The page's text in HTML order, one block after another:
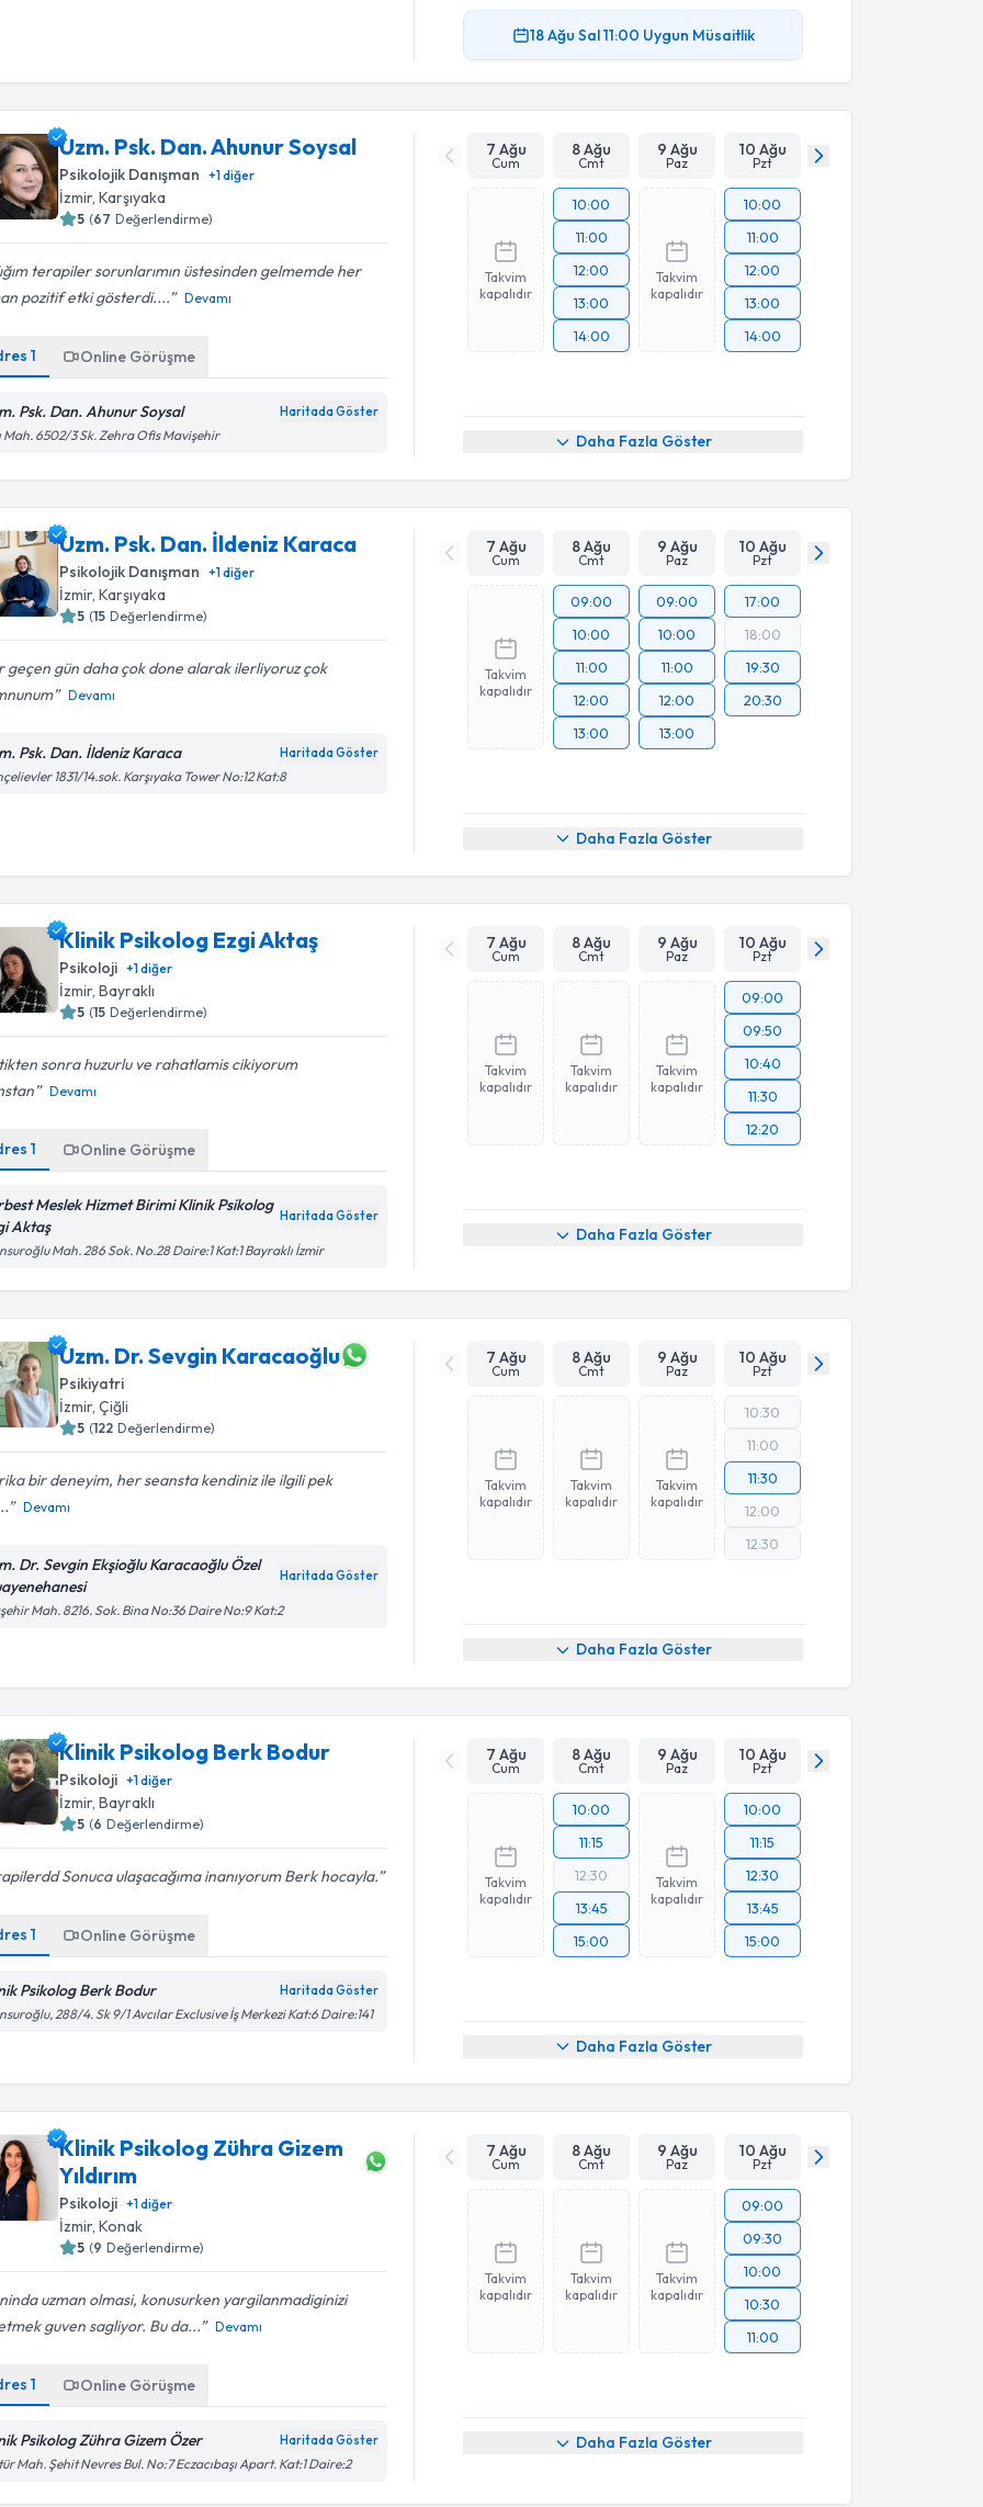
18 Ağu Sal11:00 Uygun Müsaitlik
Uzm. Psk. Dan. Ahunur Soysal
Psikolojik Danışman +1diğer
İzmir, Karşıyaka
5 (67 Değerlendirme)
terapiler sorunlarımın üstesinden gelmemde her
pozitif etki gösterdi....
Devamı
1 Online Görüşme
Psk. Dan. Ahunur Soysal Haritada Göster
Mah. 6502/3 Sk. Zehra Ofis Mavişehir
7 Ağu
Cum
8 Ağu
Cmt
9 Ağu
Paz
10 Ağu
Pzt
Takvim
kapalıdır
10:00
11:00
12:00
13:00
14:00
Takvim
kapalıdır
10:00
11:00
12:00
13:00
14:00
Daha Fazla Göster
Uzm. Psk. Dan. İldeniz Karaca
Psikolojik Danışman +1diğer
İzmir, Karşıyaka
5 (15 Değerlendirme)
geçen gün daha çok done alarak ilerliyoruz çok
Devamı
Psk. Dan. İldeniz Karaca Haritada Göster
1831/14.sok. Karşıyaka Tower No:12 Kat:8
7 Ağu
Cum
8 Ağu
Cmt
9 Ağu
Paz
10 Ağu
Pzt
Takvim
kapalıdır
09:00
10:00
11:00
12:00
13:00
09:00
10:00
11:00
12:00
13:00
17:00
18:00
19:30
20:30
Daha Fazla Göster
Klinik Psikolog Ezgi Aktaş
Psikoloji +1diğer
İzmir, Bayraklı
5 (15 Değerlendirme)
sonra huzurlu ve rahatlamis cikiyorum
Devamı
1 Online Görüşme
Meslek Hizmet Birimi Klinik Psikolog
Aktaş
Haritada Göster
Mah. 286 Sok. No.28 Daire:1 Kat:1 Bayraklı İzmir
7 Ağu
Cum
8 Ağu
Cmt
9 Ağu
Paz
10 Ağu
Pzt
Takvim
kapalıdır
Takvim
kapalıdır
Takvim
kapalıdır
09:00
09:50
10:40
11:30
12:20
Daha Fazla Göster
Uzm. Dr. Sevgin Karacaoğlu
Psikiyatri
İzmir, Çiğli
5 (122 Değerlendirme)
bir deneyim, her seansta kendiniz ile ilgili pek
Devamı
Dr. Sevgin Ekşioğlu Karacaoğlu Özel
Haritada Göster
Mah. 8216. Sok. Bina No:36 Daire No:9 Kat:2
7 Ağu
Cum
8 Ağu
Cmt
9 Ağu
Paz
10 Ağu
Pzt
Takvim
kapalıdır
Takvim
kapalıdır
Takvim
kapalıdır
10:30
11:00
11:30
12:00
12:30
Daha Fazla Göster
Klinik Psikolog Berk Bodur
Psikoloji +1diğer
İzmir, Bayraklı
5 (6 Değerlendirme)
Sonuca ulaşacağıma inanıyorum Berk hocayla.
1 Online Görüşme
Psikolog Berk Bodur Haritada Göster
288/4. Sk 9/1 Avcılar Exclusive İş Merkezi Kat:6 Daire:141
7 Ağu
Cum
8 Ağu
Cmt
9 Ağu
Paz
10 Ağu
Pzt
Takvim
kapalıdır
10:00
11:15
12:30
13:45
15:00
Takvim
kapalıdır
10:00
11:15
12:30
13:45
15:00
Daha Fazla Göster
Klinik Psikolog Zühra Gizem
Yıldırım
Psikoloji +1diğer
İzmir, Konak
5 (9 Değerlendirme)
uzman olmasi, konusurken yargilanmadiginizi
guven sagliyor. Bu da...
Devamı
1 Online Görüşme
Psikolog Zühra Gizem Özer Haritada Göster
Mah. Şehit Nevres Bul. No:7 Eczacıbaşı Apart. Kat:1 Daire:2
7 Ağu
Cum
8 Ağu
Cmt
9 Ağu
Paz
10 Ağu
Pzt
Takvim
kapalıdır
Takvim
kapalıdır
Takvim
kapalıdır
09:00
09:30
10:00
10:30
11:00
Daha Fazla Göster